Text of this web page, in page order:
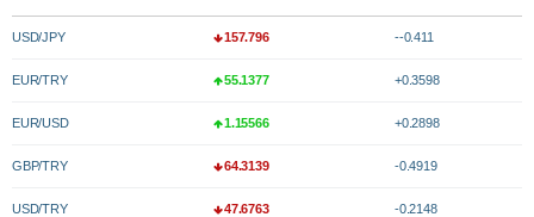
USD/JPY 157.796 --0.411
EUR/TRY 55.1377 +0.3598
EUR/USD 1.15566 +0.2898
GBP/TRY 64.3139 -0.4919
USD/TRY 47.6763 -0.2148